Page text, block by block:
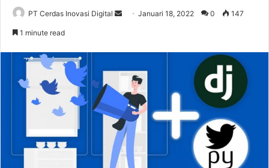
PT Cerdas Inovasi Digital
a
e
m
a
i
Januari 18, 2022 0 147
1 minute read